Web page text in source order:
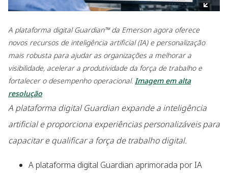
A plataforma digital Guardian™ da Emerson agora oferece
novos recursos de inteligência artificial (IA) e personalização
mais robusta para ajudar as organizações a melhorar a
visibilidade, acelerar a produtividade da força de trabalho e
fortalecer o desempenho operacional. Imagem em alta
resolução
A plataforma digital Guardian expande a inteligência
artificial e proporciona experiências personalizáveis para
capacitar e qualificar a força de trabalho digital.
A plataforma digital Guardian aprimorada por IA